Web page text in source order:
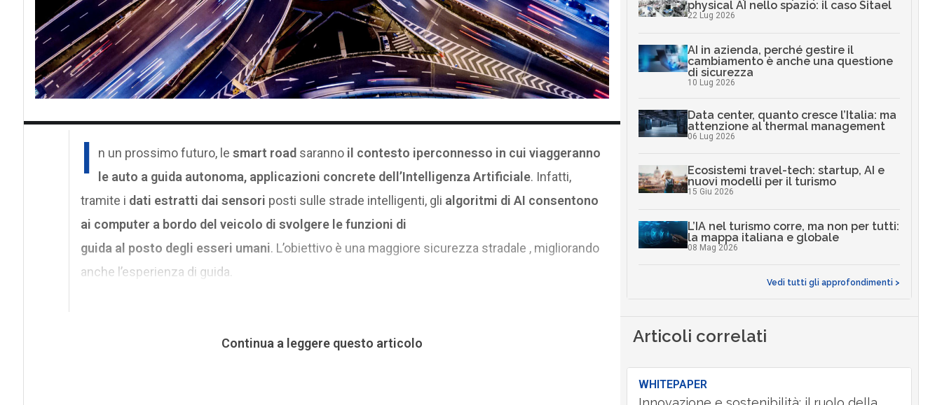
I n un prossimo futuro, le smart road saranno il contesto iperconnesso in cui viaggeranno
le auto a guida autonoma, applicazioni concrete dell’Intelligenza Artificiale. Infatti,
tramite i dati estratti dai sensori posti sulle strade intelligenti, gli algoritmi di AI consentono
ai computer a bordo del veicolo di svolgere le funzioni di
guida al posto degli esseri umani. L’obiettivo è una maggiore sicurezza stradale , migliorando
anche l’esperienza di guida.
Continua a leggere questo articolo
physical AI nello spazio: il caso Sitael
22 Lug 2026
AI in azienda, perché gestire il
cambiamento è anche una questione
di sicurezza
10 Lug 2026
Data center, quanto cresce l’Italia: ma
attenzione al thermal management
06 Lug 2026
Ecosistemi travel-tech: startup, AI e
nuovi modelli per il turismo
15 Giu 2026
L’IA nel turismo corre, ma non per tutti:
la mappa italiana e globale
08 Mag 2026
Vedi tutti gli approfondimenti >
Articoli correlati
WHITEPAPER